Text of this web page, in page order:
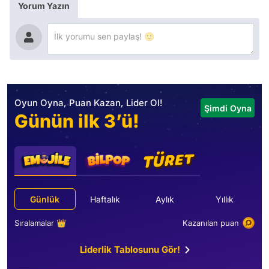
Yorum Yazın
Oyun Oyna, Puan Kazan, Lider Ol!
Günün ilk 3’ü!
Şimdi Oyna
Günlük Haftalık Aylık Yıllık
Sıralamalar 👑 Kazanılan puan
Liderlik Tablosunu Gör!